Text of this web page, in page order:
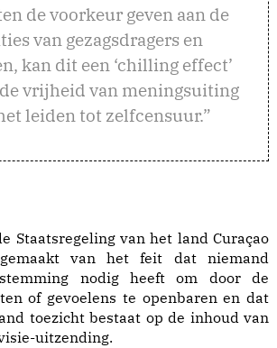
de voorkeur geven aan de
van gezagsdragers en
kan dit een ‘chilling effect’
vrijheid van meningsuiting
leiden tot zelfcensuur.”
Staatsregeling van het land Curaçao
van het feit dat niemand
nodig heeft om door de
of gevoelens te openbaren en dat
toezicht bestaat op de inhoud van
uitzending.